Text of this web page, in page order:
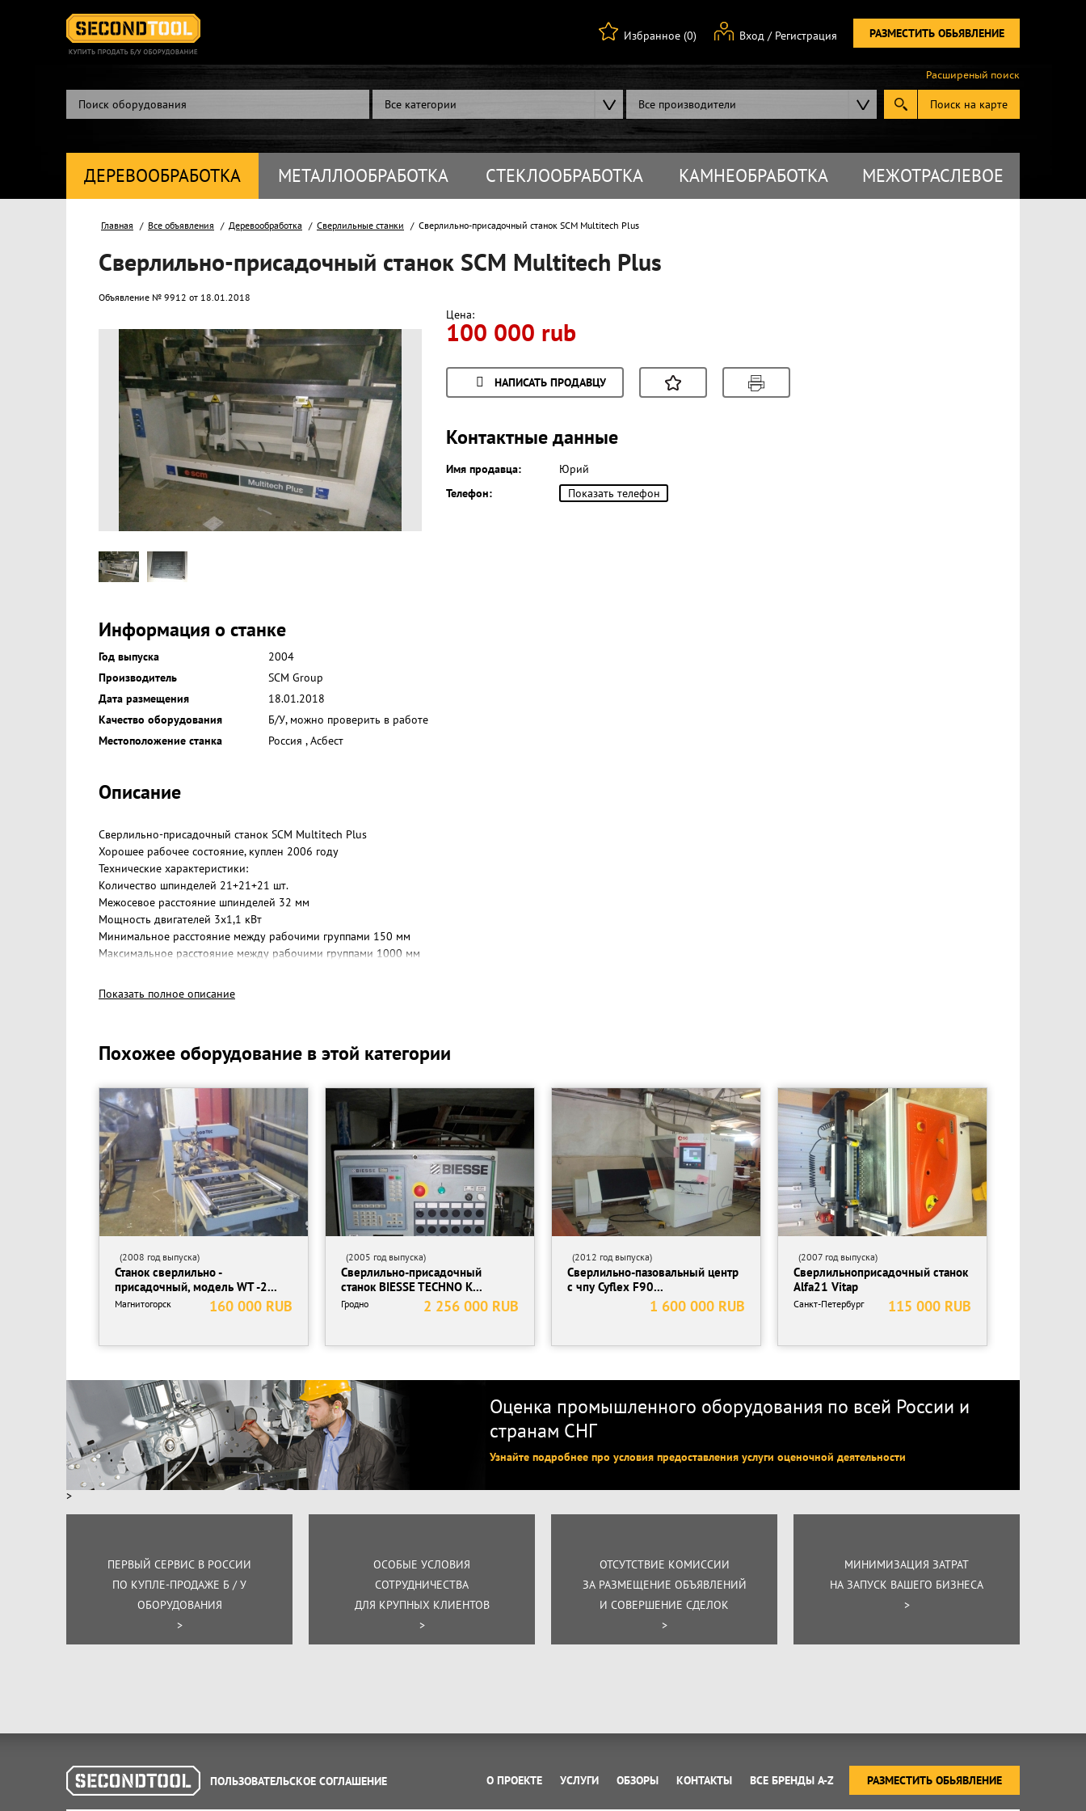
РАЗМЕСТИТЬ ОБЬЯВЛЕНИЕ
Вход / Регистрация
Избранное (0)
Все категории Все производители Поиск на карте
Расширеный поиск
ДЕРЕВООБРАБОТКА МЕТАЛЛООБРАБОТКА СТЕКЛООБРАБОТКА КАМНЕОБРАБОТКА МЕЖОТРАСЛЕВОЕ
Главная Все объявления Деревообработка Сверлильные станки Сверлильно-присадочный станок SCM Multitech Plus
Сверлильно-присадочный станок SCM Multitech Plus
Объявление № 9912 от 18.01.2018
Цена:
100 000 rub
НАПИСАТЬ ПРОДАВЦУ
Контактные данные
Имя продавца:
Юрий
Телефон:
Показать телефон
Информация о станке
Год выпуска
2004
Производитель
SCM Group
Дата размещения
18.01.2018
Качество оборудования
Б/У, можно проверить в работе
Местоположение станка
Россия ,Асбест
Описание
Сверлильно-присадочный станок SCM Multitech Plus
Хорошее рабочее состояние, куплен 2006 году
Технические характеристики:
Количество шпинделей 21+21+21 шт.
Межосевое расстояние шпинделей 32 мм
Мощность двигателей 3x1,1 кВт
Минимальное расстояние между рабочими группами 150 мм
Максимальное расстояние между рабочими группами 1000 мм
Максимальная высота сверления горизонтальной группы 40 мм
Скорость вращения шпинделей 2800 об/мин.
Показать полное описание
Похожее оборудование в этой категории
(2008 год выпуска)
Станок сверлильно -
присадочный, модель WT -2...
160 000 RUB
Магнитогорск
(2005 год выпуска)
Сверлильно-присадочный
станок BIESSE TECHNO K...
2 256 000 RUB
Гродно
(2012 год выпуска)
Сверлильно-пазовальный центр
с чпу Cyflex F90...
1 600 000 RUB
(2007 год выпуска)
Сверлильноприсадочный станок
Alfa21 Vitap
115 000 RUB
Санкт-Петербург
Оценка промышленного оборудования по всей России и
странам СНГ
Узнайте подробнее про условия предоставления услуги оценочной деятельности
>
ПЕРВЫЙ СЕРВИС В РОССИИ
ПО КУПЛЕ-ПРОДАЖЕ Б / У
ОБОРУДОВАНИЯ
>
ОСОБЫЕ УСЛОВИЯ
СОТРУДНИЧЕСТВА
ДЛЯ КРУПНЫХ КЛИЕНТОВ
>
ОТСУТСТВИЕ КОМИССИИ
ЗА РАЗМЕЩЕНИЕ ОБЪЯВЛЕНИЙ
И СОВЕРШЕНИЕ СДЕЛОК
>
МИНИМИЗАЦИЯ ЗАТРАТ
НА ЗАПУСК ВАШЕГО БИЗНЕСА
>
ПОЛЬЗОВАТЕЛЬСКОЕ СОГЛАШЕНИЕ РАЗМЕСТИТЬ ОБЬЯВЛЕНИЕ
О ПРОЕКТЕ УСЛУГИ ОБЗОРЫ КОНТАКТЫ ВСЕ БРЕНДЫ A-Z